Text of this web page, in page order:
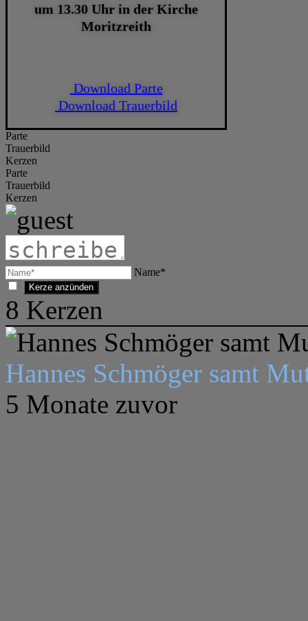
um 13.30 Uhr in der Kirche
Moritzreith
Download Parte
Download Trauerbild
Parte
Trauerbild
Kerzen
Parte
Trauerbild
Kerzen
Name*
8 Kerzen
Hannes Schmöger samt
5 Monate zuvor